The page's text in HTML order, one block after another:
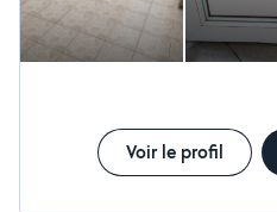
Voir le profil